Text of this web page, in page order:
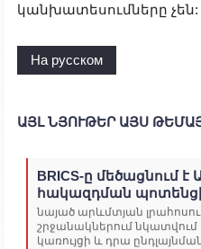
կանխատեսումները չեն:
На русском
ԱՅԼ ՆՅՈՒԹԵՐ ԱՅՍ
BRICS-ը մեծացնում է
հակազդման
նայած արևմտյան
շրջանակներում նկատվում
կառույցի և դրա